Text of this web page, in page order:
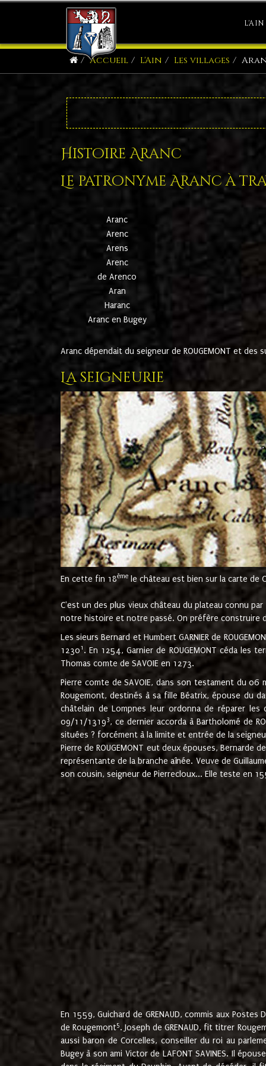
L'AIN
Accueil L'Ain Les villages
Histoire Aranc
Le patronyme Aranc à
Aranc
Arenc
Arens
Arenc
de Arenco
Aran
Haranc
Aranc en Bugey
Aranc dépendait du seigneur de ROUGEMONT et
La seigneurie
En cette fin 18ème le château est bien sur la carte de
C'est un des plus vieux château du plateau connu
notre histoire et notre passé. On préfère construire
Les sieurs Bernard et Humbert GARNIER de
12301 . En 1254, Garnier de ROUGEMONT céda les
Thomas comte de SAVOIE en 1273.
Pierre comte de SAVOIE, dans son testament du
Rougemont, destinés à sa fille Béatrix, épouse du
châtelain de Lompnes leur ordonna de réparer les
09/11/13193, ce dernier accorda à Bartholomé de
situées ? forcément à la limite et entrée de la
Pierre de ROUGEMONT eut deux épouses, Bernarde
représentante de la branche aînée. Veuve de
son cousin, seigneur de Pierrecloux... Elle teste en
En 1559, Guichard de GRENAUD, commis aux
de Rougemont5. Joseph de GRENAUD, fit titrer
aussi baron de Corcelles, conseiller du roi au
Bugey à son ami Victor de LAFONT SAVINES. Il